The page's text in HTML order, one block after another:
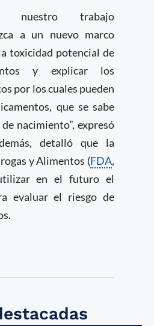
nuestro trabajo
a un nuevo marco
toxicidad potencial de
y explicar los
por los cuales pueden
que se sabe
nacimiento”, expresó
detalló que la
y Alimentos (FDA,
en el futuro el
evaluar el riesgo de